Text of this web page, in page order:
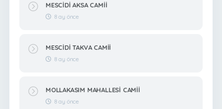
MESCİDİ AKSA CAMİİ
8 ay önce
MESCİDİ TAKVA CAMİİ
8 ay önce
MOLLAKASIM MAHALLESİ CAMİİ
8 ay önce